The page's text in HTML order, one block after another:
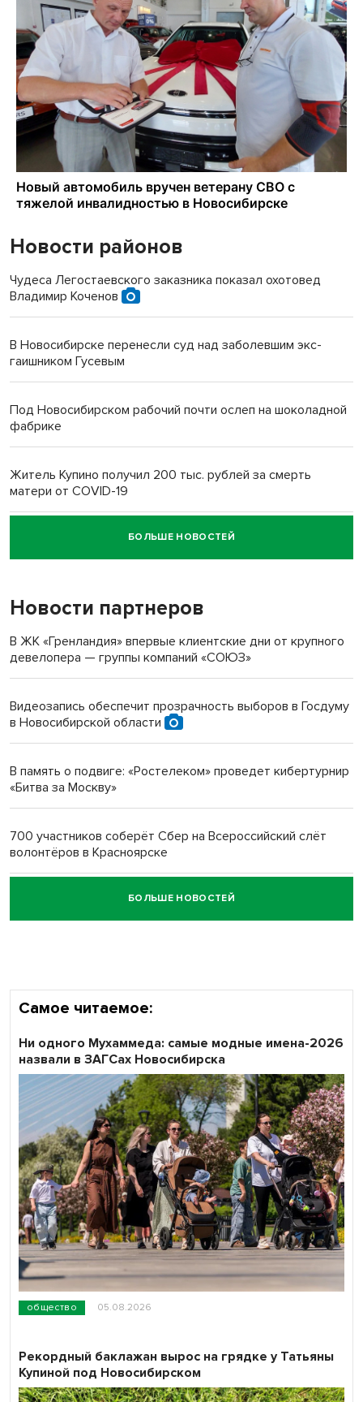
Новости районов
Чудеса Легостаевского заказника показал охотовед
Владимир Коченов
В Новосибирске перенесли суд над заболевшим экс-
гаишником Гусевым
Под Новосибирском рабочий почти ослеп на шоколадной
фабрике
Житель Купино получил 200 тыс. рублей за смерть
матери от COVID-19
Новосибирский суд наказал водителя за смерть
пенсионерки на вокзале
«Мы живём на пастбище!»: в новосибирском селе лошади
терроризируют жителей
Инвалид получил условный срок за избиение врачей
Новосибирский преподаватель с женой вошли в топ-16
Обновлённое отделение ВТБ открылось в Искитиме
БОЛЬШЕ НОВОСТЕЙ
Новости партнеров
В ЖК «Гренландия» впервые клиентские дни от крупного
девелопера — группы компаний «СОЮЗ»
Видеозапись обеспечит прозрачность выборов в Госдуму
в Новосибирской области
В память о подвиге: «Ростелеком» проведет кибертурнир
«Битва за Москву»
700 участников соберёт Сбер на Всероссийский слёт
волонтёров в Красноярске
Честный выбор: видеонаблюдение обеспечит
объективность результатов ЕДГ в Новосибирской
БОЛЬШЕ НОВОСТЕЙ
Самое читаемое:
общество 05.08.2026
Ни одного Мухаммеда: самые модные имена-2026
назвали в ЗАГСах Новосибирска
Рекордный баклажан вырос на грядке у Татьяны
Купиной под Новосибирском